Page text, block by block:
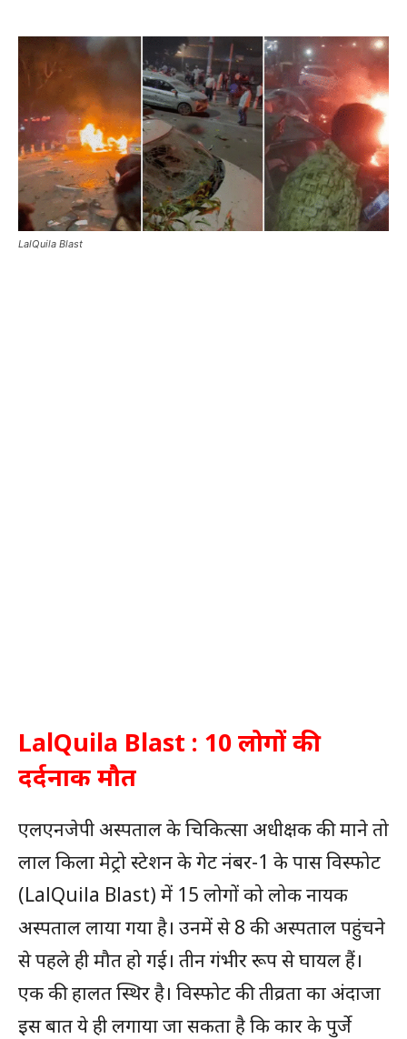
LalQuila Blast
LalQuila Blast : 10 लोगों की
दर्दनाक मौत
एलएनजेपी अस्पताल के चिकित्सा अधीक्षक की माने तो
लाल किला मेट्रो स्टेशन के गेट नंबर-1 के पास विस्फोट
(LalQuila Blast) में 15 लोगों को लोक नायक
अस्पताल लाया गया है। उनमें से 8 की अस्पताल पहुंचने
से पहले ही मौत हो गई। तीन गंभीर रूप से घायल हैं।
एक की हालत स्थिर है। विस्फोट की तीव्रता का अंदाजा
इस बात ये ही लगाया जा सकता है कि कार के पुर्जे